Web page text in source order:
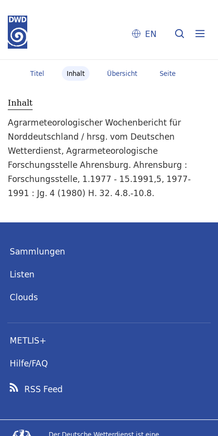
EN
Titel Inhalt Übersicht Seite
Inhalt
Agrarmeteorologischer Wochenbericht für
Norddeutschland / hrsg. vom Deutschen
Wetterdienst, Agrarmeteorologische
Forschungsstelle Ahrensburg. Ahrensburg :
Forschungsstelle, 1.1977 - 15.1991,5, 1977-
1991 : Jg. 4 (1980) H. 32. 4.8.-10.8.
Sammlungen
Listen
Clouds
METLIS+
Hilfe/FAQ
RSS Feed